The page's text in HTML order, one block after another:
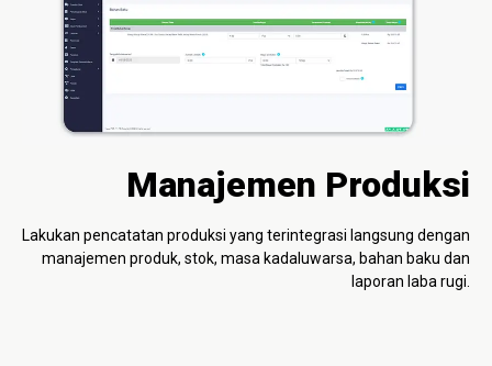
Manajemen Produksi
Lakukan pencatatan produksi yang terintegrasi langsung dengan
manajemen produk, stok, masa kadaluwarsa, bahan baku dan
laporan laba rugi.